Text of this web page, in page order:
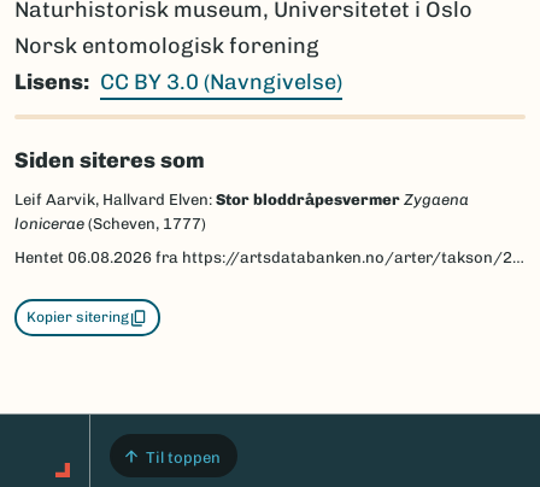
Naturhistorisk museum, Universitetet i Oslo
Norsk entomologisk forening
Lisens
CC BY 3.0 (Navngivelse)
Siden siteres som
Leif Aarvik, Hallvard Elven: Stor bloddråpesvermer Zygaena
lonicerae (Scheven, 1777)
Hentet 06.08.2026 fra https://artsdatabanken.no/arter/takson/28838/beskrivelse
Kopier sitering
Til toppen